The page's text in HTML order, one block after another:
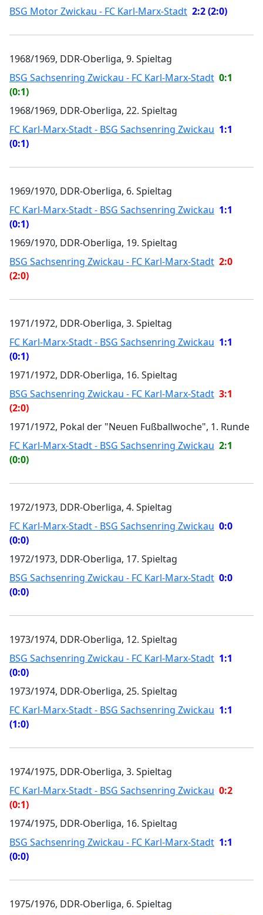
BSG Motor Zwickau - FC Karl-Marx-Stadt 2:2 (2:0)
1968/1969, DDR-Oberliga, 9. Spieltag
BSG Sachsenring Zwickau - FC Karl-Marx-Stadt 0:1
(0:1)
1968/1969, DDR-Oberliga, 22. Spieltag
FC Karl-Marx-Stadt - BSG Sachsenring Zwickau 1:1
(0:1)
1969/1970, DDR-Oberliga, 6. Spieltag
FC Karl-Marx-Stadt - BSG Sachsenring Zwickau 1:1
(0:1)
1969/1970, DDR-Oberliga, 19. Spieltag
BSG Sachsenring Zwickau - FC Karl-Marx-Stadt 2:0
(2:0)
1971/1972, DDR-Oberliga, 3. Spieltag
FC Karl-Marx-Stadt - BSG Sachsenring Zwickau 1:1
(0:1)
1971/1972, DDR-Oberliga, 16. Spieltag
BSG Sachsenring Zwickau - FC Karl-Marx-Stadt 3:1
(2:0)
1971/1972, Pokal der "Neuen Fußballwoche", 1. Runde
FC Karl-Marx-Stadt - BSG Sachsenring Zwickau 2:1
(0:0)
1972/1973, DDR-Oberliga, 4. Spieltag
FC Karl-Marx-Stadt - BSG Sachsenring Zwickau 0:0
(0:0)
1972/1973, DDR-Oberliga, 17. Spieltag
BSG Sachsenring Zwickau - FC Karl-Marx-Stadt 0:0
(0:0)
1973/1974, DDR-Oberliga, 12. Spieltag
BSG Sachsenring Zwickau - FC Karl-Marx-Stadt 1:1
(0:0)
1973/1974, DDR-Oberliga, 25. Spieltag
FC Karl-Marx-Stadt - BSG Sachsenring Zwickau 1:1
(1:0)
1974/1975, DDR-Oberliga, 3. Spieltag
FC Karl-Marx-Stadt - BSG Sachsenring Zwickau 0:2
(0:1)
1974/1975, DDR-Oberliga, 16. Spieltag
BSG Sachsenring Zwickau - FC Karl-Marx-Stadt 1:1
(0:0)
1975/1976, DDR-Oberliga, 6. Spieltag